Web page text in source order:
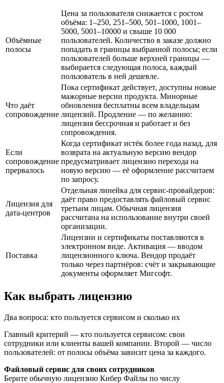
Объёмные
полосы
Цена за пользователя снижается с ростом
объёма: 1–250, 251–500, 501–1000, 1001–
5000, 5001–10000 и свыше 10 000
пользователей. Количество в заказе должно
попадать в границы выбранной полосы; если
пользователей больше верхней границы —
выбирается следующая полоса, каждый
пользователь в ней дешевле.
Что даёт
сопровождение
Пока сертификат действует, доступны новые
мажорные версии продукта. Минорные
обновления бесплатны всем владельцам
лицензий. Продление — по желанию:
лицензия бессрочная и работает и без
сопровождения.
Если
сопровождение
прервалось
Когда сертификат истёк более года назад, для
возврата на актуальную версию вендор
предусматривает лицензию перехода на
новую версию — её оформление рассчитаем
по запросу.
Лицензия для
дата-центров
Отдельная линейка для сервис-провайдеров:
даёт право предоставлять файловый сервис
третьим лицам. Обычная лицензия
рассчитана на использование внутри своей
организации.
Поставка
Лицензии и сертификаты поставляются в
электронном виде. Активация — вводом
лицензионного ключа. Вендор продаёт
только через партнёров: счёт и закрывающие
документы оформляет Мигсофт.
Как выбрать лицензию
Два вопроса: кто пользуется сервисом и сколько их
Главный критерий — кто пользуется сервисом: свои
сотрудники или клиенты вашей компании. Второй — число
пользователей: от полосы объёма зависит цена за каждого.
Файловый сервис для своих сотрудников
Берите обычную лицензию Кибер Файлы по числу